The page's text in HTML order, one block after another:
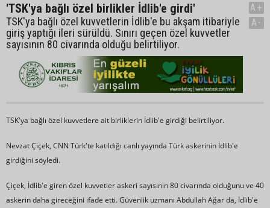
'TSK'ya bağlı özel birlikler İdlib'e girdi'
TSK'ya bağlı özel kuvvetlerin İdlib'e bu akşam itibariyle
giriş yaptığı ileri sürüldü. Sınırı geçen özel kuvvetler
sayısının 80 civarında olduğu belirtiliyor.
A+
A-
TSK'ya bağlı özel kuvvetlere ait birliklerin İdlib'e girdiği belirtiliyor.
Nevzat Çiçek, CNN Türk'te katıldığı canlı yayında Türk askerinin İdlib'e
girdiğini söyledi.
Çiçek, İdlib'e giren özel kuvvetler askeri sayısının 80 civarında olduğunu ve 40
askerin daha gireceğini ifade etti. Güvenlik uzmanı Abdullah Ağar da, İdlib'e